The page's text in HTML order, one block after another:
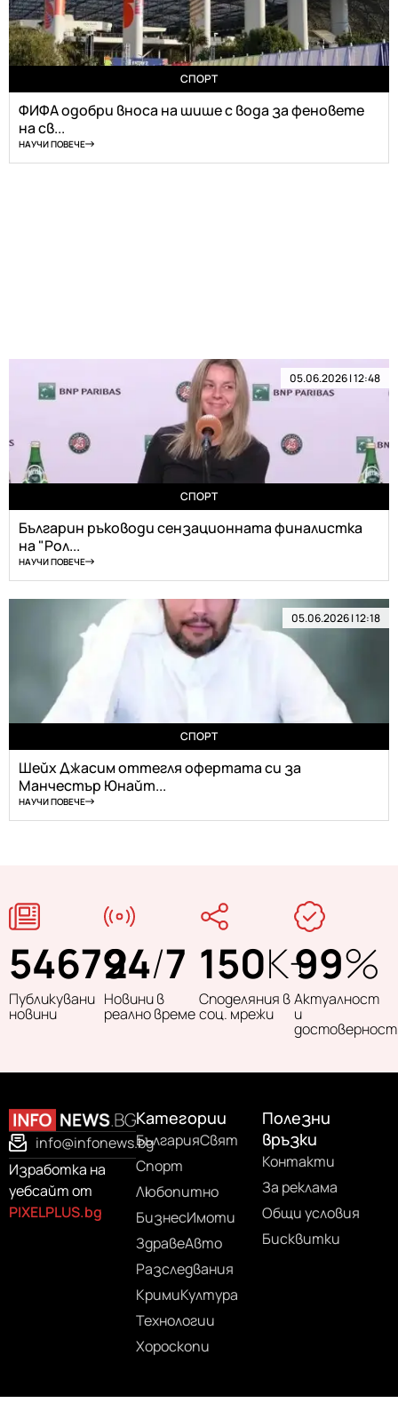
СПОРТ
ФИФА одобри вноса на шише с вода за феновете
на св...
НАУЧИ ПОВЕЧЕ
05.06.2026 | 12:48
СПОРТ
Българин ръководи сензационната финалистка
на "Рол...
НАУЧИ ПОВЕЧЕ
05.06.2026 | 12:18
СПОРТ
Шейх Джасим оттегля офертата си за
Манчестър Юнайт...
НАУЧИ ПОВЕЧЕ
54679
Публикувани
новини
24/7
Новини в
реално време
150K+
Споделяния в
соц. мрежи
99%
Актуалност
и
достоверност
info@infonews.bg
Изработка на
уебсайт от
PIXELPLUS.bg
Категории
БългарияСвят
Спорт
Любопитно
БизнесИмоти
ЗдравеАвто
Разследвания
КримиКултура
Технологии
Хороскопи
Полезни
връзки
Контакти
За реклама
Общи условия
Бисквитки